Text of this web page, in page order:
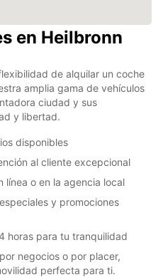
en Heilbronn
de alquilar un coche
amplia gama de vehículos
ciudad y sus
y libertad.
disponibles
al cliente excepcional
línea o en la agencia local
y promociones
horas para tu tranquilidad
negocios o por placer,
perfecta para ti.